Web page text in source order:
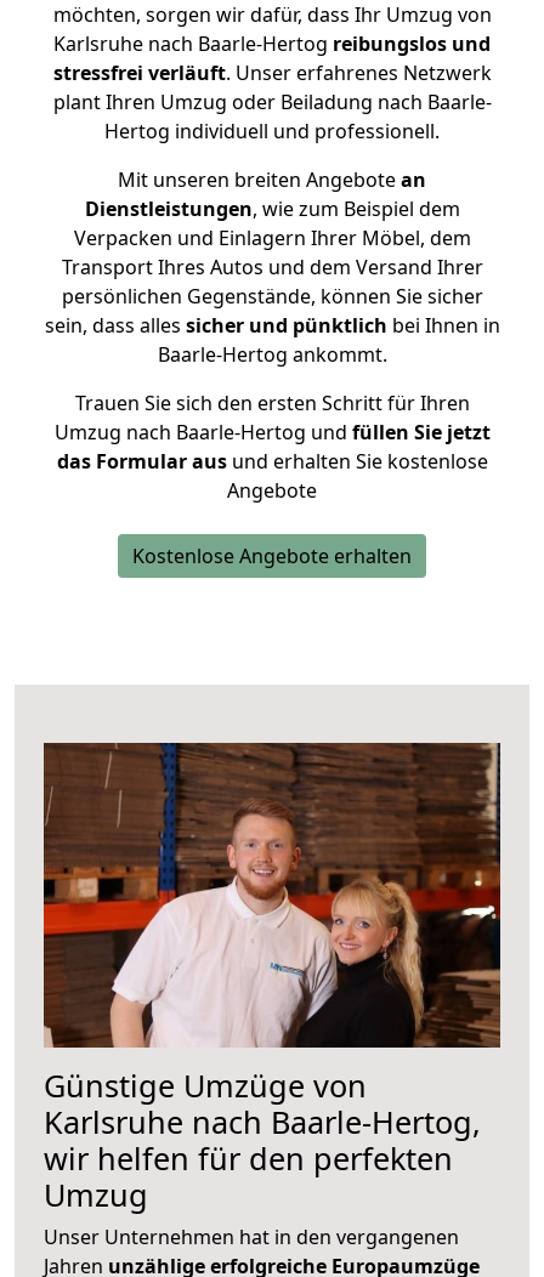
möchten, sorgen wir dafür, dass Ihr Umzug von
Karlsruhe nach Baarle-Hertog reibungslos und
stressfrei verläuft. Unser erfahrenes Netzwerk
plant Ihren Umzug oder Beiladung nach Baarle-
Hertog individuell und professionell.
Mit unseren breiten Angebotean
Dienstleistungen, wie zum Beispiel dem
Verpacken und Einlagern Ihrer Möbel, dem
Transport Ihres Autos und dem Versand Ihrer
persönlichen Gegenstände, können Sie sicher
sein, dass alles sicher und pünktlich bei Ihnen in
Baarle-Hertog ankommt.
Trauen Sie sich den ersten Schritt für Ihren
Umzug nach Baarle-Hertog und füllen Sie jetzt
das Formular ausund erhalten Sie kostenlose
Angebote
Kostenlose Angebote erhalten
Günstige Umzüge von
Karlsruhe nach Baarle-Hertog,
wir helfen für den perfekten
Umzug
Unser Unternehmen hat in den vergangenen
Jahren unzählige erfolgreiche Europaumzüge